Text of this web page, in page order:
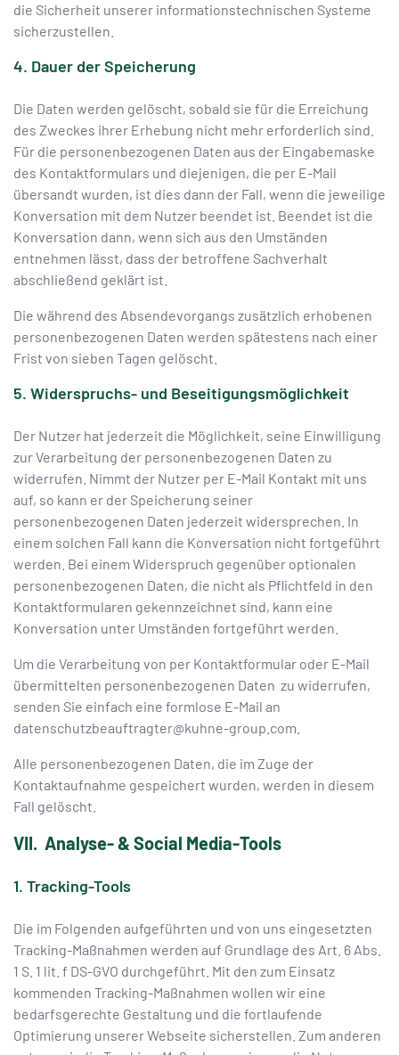
die Sicherheit unserer informationstechnischen Systeme
sicherzustellen.
4. Dauer der Speicherung
Die Daten werden gelöscht, sobald sie für die Erreichung
des Zweckes ihrer Erhebung nicht mehr erforderlich sind.
Für die personenbezogenen Daten aus der Eingabemaske
des Kontaktformulars und diejenigen, die per E-Mail
übersandt wurden, ist dies dann der Fall, wenn die jeweilige
Konversation mit dem Nutzer beendet ist. Beendet ist die
Konversation dann, wenn sich aus den Umständen
entnehmen lässt, dass der betroffene Sachverhalt
abschließend geklärt ist.
Die während des Absendevorgangs zusätzlich erhobenen
personenbezogenen Daten werden spätestens nach einer
Frist von sieben Tagen gelöscht.
5. Widerspruchs- und Beseitigungsmöglichkeit
Der Nutzer hat jederzeit die Möglichkeit, seine Einwilligung
zur Verarbeitung der personenbezogenen Daten zu
widerrufen. Nimmt der Nutzer per E-Mail Kontakt mit uns
auf, so kann er der Speicherung seiner
personenbezogenen Daten jederzeit widersprechen. In
einem solchen Fall kann die Konversation nicht fortgeführt
werden. Bei einem Widerspruch gegenüber optionalen
personenbezogenen Daten, die nicht als Pflichtfeld in den
Kontaktformularen gekennzeichnet sind, kann eine
Konversation unter Umständen fortgeführt werden.
Um die Verarbeitung von per Kontaktformular oder E-Mail
übermittelten personenbezogenen Daten zu widerrufen,
senden Sie einfach eine formlose E-Mail an
datenschutzbeauftragter@kuhne-group.com.
Alle personenbezogenen Daten, die im Zuge der
Kontaktaufnahme gespeichert wurden, werden in diesem
Fall gelöscht.
VII. Analyse- & Social Media-Tools
1. Tracking-Tools
Die im Folgenden aufgeführten und von uns eingesetzten
Tracking-Maßnahmen werden auf Grundlage des Art. 6 Abs.
1 S. 1 lit. f DS-GVO durchgeführt. Mit den zum Einsatz
kommenden Tracking-Maßnahmen wollen wir eine
bedarfsgerechte Gestaltung und die fortlaufende
Optimierung unserer Webseite sicherstellen. Zum anderen